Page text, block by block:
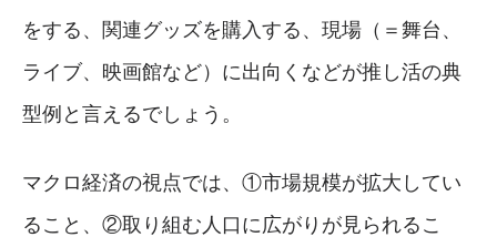
をする、関連グッズを購入する、現場（＝舞台、
ライブ、映画館など）に出向くなどが推し活の典
型例と言えるでしょう。
マクロ経済の視点では、①市場規模が拡大してい
ること、②取り組む人口に広がりが見られるこ